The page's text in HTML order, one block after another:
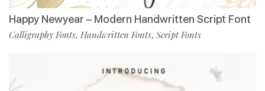
Happy Newyear – Modern Handwritten Script Font
Calligraphy Fonts, Handwritten Fonts, Script Fonts